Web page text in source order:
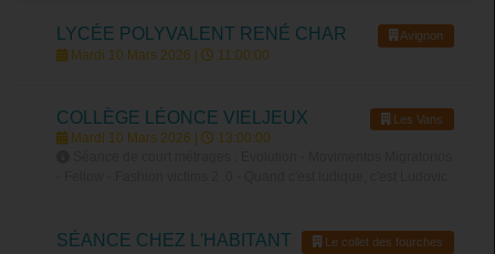
LYCÉE POLYVALENT RENÉ CHAR Avignon
Mardi 10 Mars 2026 | 11:00:00
COLLÈGE LÉONCE VIELJEUX Les Vans
Mardi 10 Mars 2026 |
13:00:00
SÉANCE CHEZ L'HABITANT Le collet des fourches